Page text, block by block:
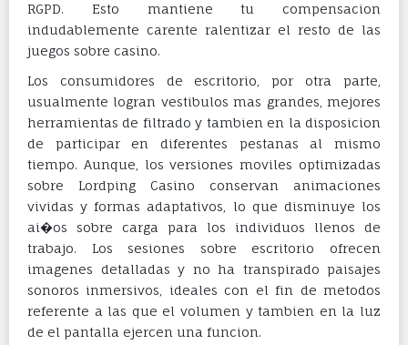
RGPD. Esto mantiene tu compensacion
indudablemente carente ralentizar el resto de las
juegos sobre casino.
Los consumidores de escritorio, por otra parte,
usualmente logran vestibulos mas grandes, mejores
herramientas de filtrado y tambien en la disposicion
de participar en diferentes pestanas al mismo
tiempo. Aunque, los versiones moviles optimizadas
sobre Lordping Casino conservan animaciones
vividas y formas adaptativos, lo que disminuye los
ai�os sobre carga para los individuos llenos de
trabajo. Los sesiones sobre escritorio ofrecen
imagenes detalladas y no ha transpirado paisajes
sonoros inmersivos, ideales con el fin de metodos
referente a las que el volumen y tambien en la luz
de el pantalla ejercen una funcion.